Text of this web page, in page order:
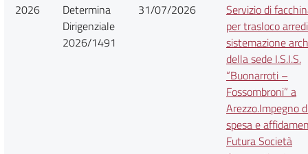
2026
Determina
Dirigenziale
2026/1491
31/07/2026
Servizio di
per trasloco
sistemazione
della sede I.S.I.S.
“Buonarroti –
Fossombroni” a
Arezzo.Impegno
spesa e
Futura Società